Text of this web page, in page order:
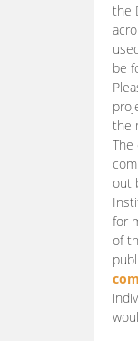
the
be
the
The
out
for
of